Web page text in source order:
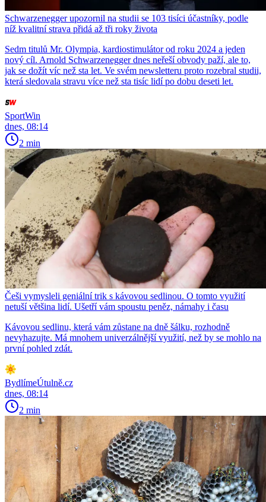
Schwarzenegger upozornil na studii se 103 tisíci účastníky, podle
níž kvalitní strava přidá až tři roky života
Sedm titulů Mr. Olympia, kardiostimulátor od roku 2024 a jeden
nový cíl. Arnold Schwarzenegger dnes neřeší obvody paží, ale to,
jak se dožít víc než sta let. Ve svém newsletteru proto rozebral studii,
která sledovala stravu více než sta tisíc lidí po dobu deseti let.
SportWin
dnes, 08:14
2 min
Češi vymysleli geniální trik s kávovou sedlinou. O tomto využití
netuší většina lidí. Ušetří vám spoustu peněz, námahy i času
Kávovou sedlinu, která vám zůstane na dně šálku, rozhodně
nevyhazujte. Má mnohem univerzálnější využití, než by se mohlo na
první pohled zdát.
BydlímeÚtulně.cz
dnes, 08:14
2 min